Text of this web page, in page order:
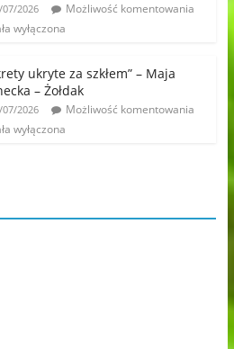
07/2026
Możliwość komentowania
wyłączona
ukryte za szkłem” – Maja
– Żołdak
07/2026
Możliwość komentowania
wyłączona